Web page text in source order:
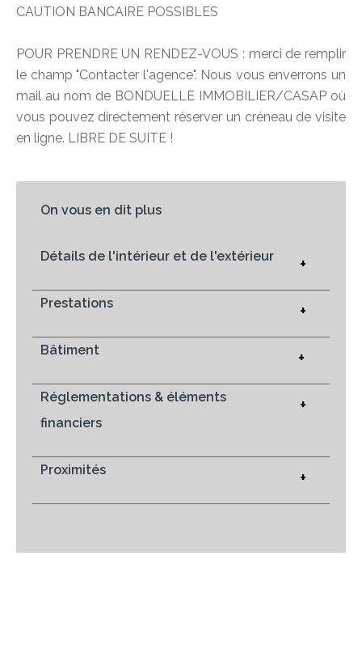
CAUTION BANCAIRE POSSIBLES
POUR PRENDRE UN RENDEZ-VOUS : merci de remplir
le champ "Contacter l'agence". Nous vous enverrons un
mail au nom de BONDUELLE IMMOBILIER/CASAP où
vous pouvez directement réserver un créneau de visite
en ligne. LIBRE DE SUITE !
On vous en dit plus
Détails de l'intérieur et de l'extérieur +
Prestations +
Bâtiment +
Réglementations & éléments
financiers
+
Proximités +